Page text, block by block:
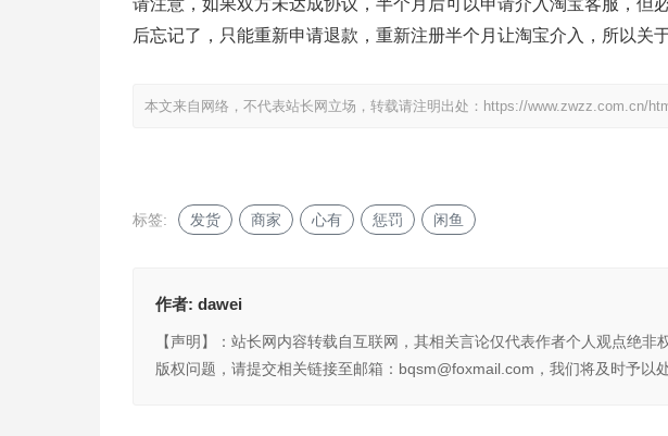
请注意，如果双方未达成协议，半个月后可以申请介入淘宝客服，但
后忘记了，只能重新申请退款，重新注册半个月让淘宝介入，所以关
本文来自网络，不代表站长网立场，转载请注明出处： https://www.zwzz.com.cn/
标签: 发货 商家 心有 惩罚 闲鱼
作者: dawei
【声明】：站长网内容转载自互联网，其相关言论仅代表作者个人观点绝
版权问题，请提交相关链接至邮箱：bqsm@foxmail.com，我们将及时予以处